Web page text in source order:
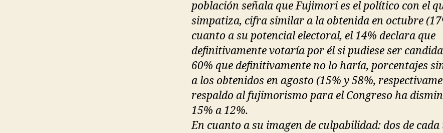
población señala que Fujimori es el político con el
simpatiza, cifra similar a la obtenida en octubre
cuanto a su potencial electoral, el 14% declara que
definitivamente votaría por él si pudiese ser
60% que definitivamente no lo haría, porcentajes
a los obtenidos en agosto (15% y 58%,
respaldo al fujimorismo para el Congreso ha
15% a 12%.
En cuanto a su imagen de culpabilidad: dos de cada